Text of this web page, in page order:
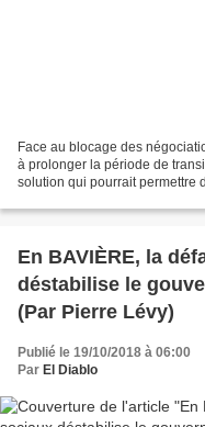
Face au blocage des
à prolonger la période de
solution qui pourrait permettre
En BAVIÈRE, la
déstabilise le
(Par Pierre Lévy)
Publié le 19/10/2018 à 06:00
Par El Diablo